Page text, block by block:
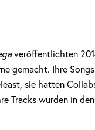
veröffentlichten
gemacht. Ihre
sie hatten
Tracks wurden in